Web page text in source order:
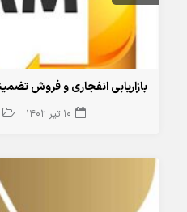
10 تیر 1402